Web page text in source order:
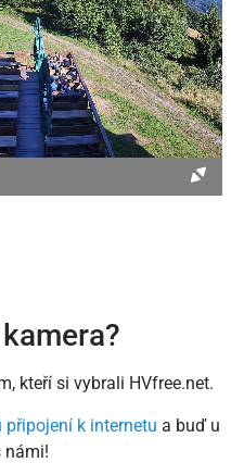
kteří si vybrali HVfree.net.
připojení k internetu a buď u
námi!